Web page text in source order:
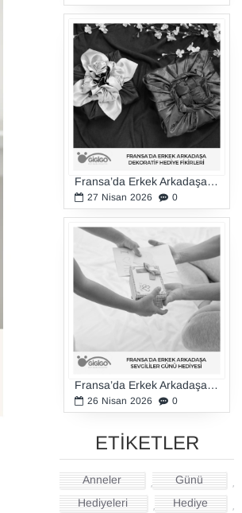
Fransa’da Erkek Arkadaşa Dekoratif Hediye Fikirleri
27 Nisan 2026 0
Fransa’da Erkek Arkadaşa Sevgililer Günü Hediyesi
26 Nisan 2026 0
ETİKETLER
Anneler , Günü ,
Hediyeleri , Hediye ,